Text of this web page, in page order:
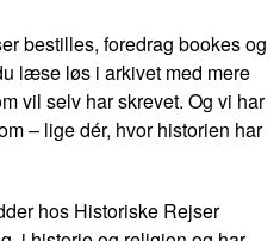
bestilles, foredrag bookes og
læse løs i arkivet med mere
vil selv har skrevet. Og vi har
– lige dér, hvor historien har
hos Historiske Rejser